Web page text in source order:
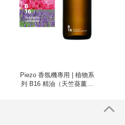
Piezo 香氛機專用 | 植物系
列 B16 精油（天竺葵薰衣